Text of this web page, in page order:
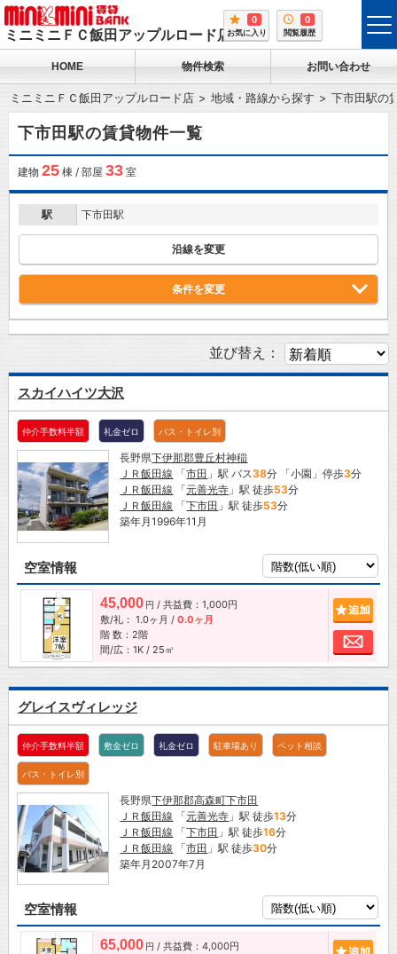
ミニミニＦＣ飯田アップルロード店
0
お気に入り
0
閲覧履歴
HOME 物件検索 お問い合わせ
ミニミニＦＣ飯田アップルロード店 地域・路線から探す 下市田駅の
下市田駅の賃貸物件一覧
建物 25棟 / 部屋 33室
駅 下市田駅
沿線を変更
条件を変更
並び替え：
スカイハイツ大沢
仲介手数料半額 礼金ゼロ バス・トイレ別
長野県下伊那郡豊丘村神稲
ＪＲ飯田線 「市田 」駅 バス38分 「小園」停歩3分
ＪＲ飯田線 「元善光寺 」駅 徒歩53分
ＪＲ飯田線 「下市田 」駅 徒歩53分
築年月1996年11月
空室情報
45,000 円 / 共益費：1,000円
敷/礼： 1.0ヶ月 / 0.0ヶ月
階 数：2階
間/広：1K / 25㎡
お
グレイスヴィレッジ
仲介手数料半額 敷金ゼロ 礼金ゼロ 駐車場あり ペット相談
バス・トイレ別
長野県下伊那郡高森町下市田
ＪＲ飯田線 「元善光寺 」駅 徒歩13分
ＪＲ飯田線 「下市田 」駅 徒歩16分
ＪＲ飯田線 「市田 」駅 徒歩30分
築年月2007年7月
空室情報
65,000 円 / 共益費：4,000円